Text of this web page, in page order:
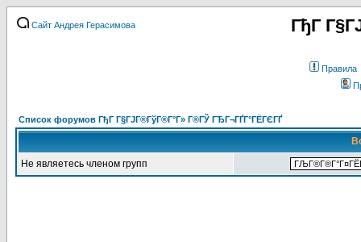
Сайт Андрея Герасимова ГђГ
Правила
Список форумов ГђГ Г§ГЈГ®ГўГ®Г°Г» Г®ГЎ ГЂГ¬ГҐГ°ГЁГЄГҐ
Не являетесь членом групп